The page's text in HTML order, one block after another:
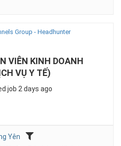
Group - Headhunter
VIÊN KINH DOANH
VỤ Y TẾ)
job 2 days ago
Yên